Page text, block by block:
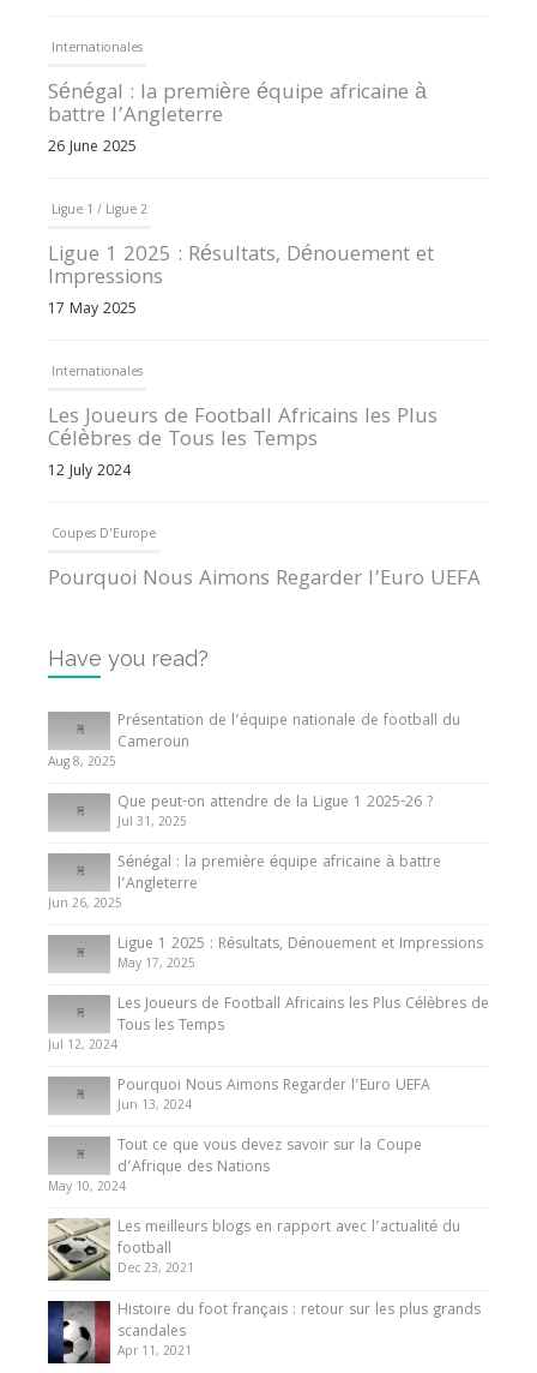
Internationales
Sénégal : la première équipe africaine à
battre l’Angleterre
26 June 2025
Ligue 1 / Ligue 2
Ligue 1 2025 : Résultats, Dénouement et
Impressions
17 May 2025
Internationales
Les Joueurs de Football Africains les Plus
Célèbres de Tous les Temps
12 July 2024
Coupes D'Europe
Pourquoi Nous Aimons Regarder l’Euro UEFA
Internationales
Tout ce que vous devez savoir sur la Coupe
d’Afrique des Nations
10 May 2024
Internationales
Présentation de l’équipe nationale de football
du Cameroun
8 August 2025
Have you read?
Présentation de l’équipe nationale de football du
Cameroun
Aug 8, 2025
Que peut-on attendre de la Ligue 1 2025-26 ?
Jul 31, 2025
Sénégal : la première équipe africaine à battre
l’Angleterre
Jun 26, 2025
Ligue 1 2025 : Résultats, Dénouement et Impressions
May 17, 2025
Les Joueurs de Football Africains les Plus Célèbres de
Tous les Temps
Jul 12, 2024
Pourquoi Nous Aimons Regarder l’Euro UEFA
Jun 13, 2024
Tout ce que vous devez savoir sur la Coupe
d’Afrique des Nations
May 10, 2024
Les meilleurs blogs en rapport avec l’actualité du
football
Dec 23, 2021
Histoire du foot français : retour sur les plus grands
scandales
Apr 11, 2021